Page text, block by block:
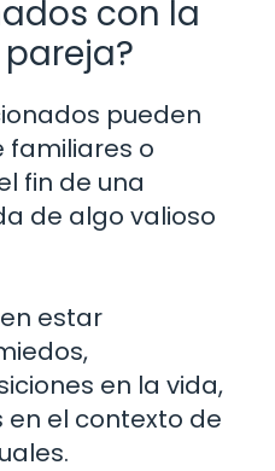
con la
pueden
familiares o
fin de una
de algo valioso
estar
en la vida,
en el contexto de